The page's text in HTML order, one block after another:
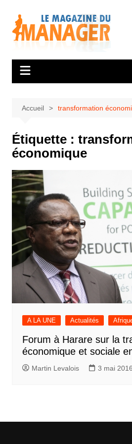
contenu
Accueil transformation
Étiquette :
économique
A LA UNE Actualités
Forum à Harare sur la
économique et sociale
Martin Levalois 3 mai 2016